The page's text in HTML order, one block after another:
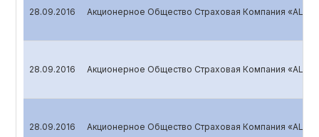
28.09.2016 Акционерное Общество Страховая Компания
28.09.2016 Акционерное Общество Страховая Компания
28.09.2016 Акционерное Общество Страховая Компания